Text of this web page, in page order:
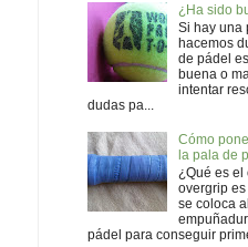
¿Ha sido
Si hay una
hacemos
de pádel
buena o
intentar
dudas pa...
Cómo
la pala de
¿Qué es el
overgrip
se coloca
pádel para conseguir